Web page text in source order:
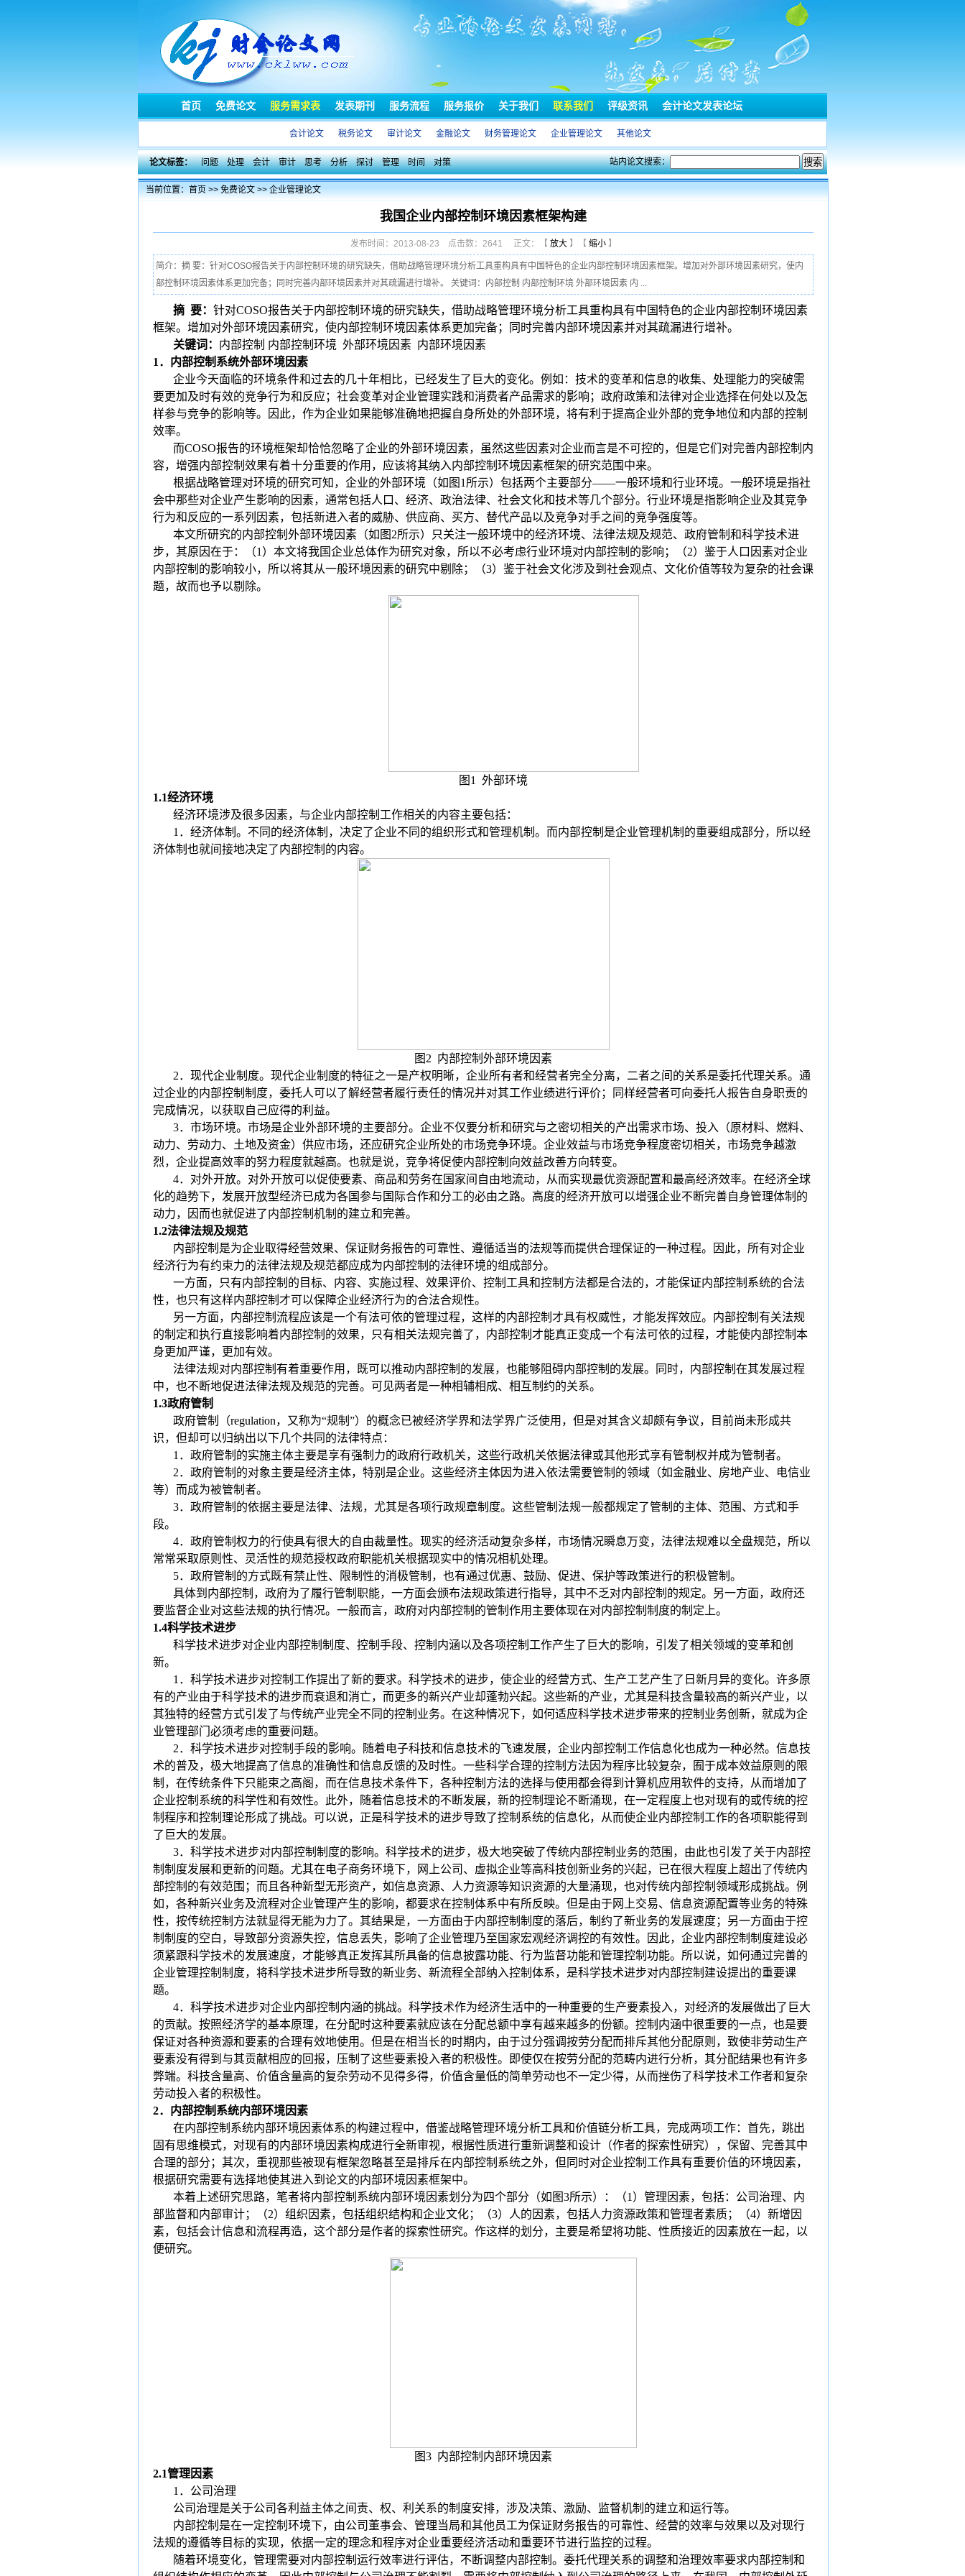
首页 免费论文 服务需求表 发表期刊 服务流程 服务报价 关于我们 联系我们 评级资讯 会计论文发表论坛
会计论文 税务论文 审计论文 金融论文 财务管理论文 企业管理论文 其他论文
论文标签： 问题 处理 会计 审计 思考 分析 探讨 管理 时间 对策 站内论文搜索：
当前位置：首页>>免费论文>>企业管理论文
我国企业内部控制环境因素框架构建
发布时间：2013-08-23 点击数：2641 正文：【 放大】【 缩小】
简介：摘 要：针对COSO报告关于内部控制环境的研究缺失，借助战略管理环境分析工具重构具有中国特色的企业内部控制环境因素框架。增加对外部环境因素研究，使内
部控制环境因素体系更加完备；同时完善内部环境因素并对其疏漏进行增补。 关键词：内部控制 内部控制环境 外部环境因素 内 ...
摘 要： 针对COSO报告关于内部控制环境的研究缺失， 借助战略管理环境分析工具重构具有中国特色的企业内部控制环境因素
框架。增加对外部环境因素研究，使内部控制环境因素体系更加完备；同时完善内部环境因素并对其疏漏进行增补。
关键词： 内部控制 内部控制环境 外部环境因素 内部环境因素
1 ． 内部控制系统外部环境因素
企业今天面临的环境条件和过去的几十年相比，已经发生了巨大的变化。例如：技术的变革和信息的收集、处理能力的突破需
要更加及时有效的竞争行为和反应；社会变革对企业管理实践和消费者产品需求的影响；政府政策和法律对企业选择在何处以及怎
样参与竞争的影响等。因此，作为企业如果能够准确地把握自身所处的外部环境，将有利于提高企业外部的竞争地位和内部的控制
效率。
而COSO报告的环境框架却恰恰忽略了企业的外部环境因素，虽然这些因素对企业而言是不可控的，但是它们对完善内部控制内
容，增强内部控制效果有着十分重要的作用，应该将其纳入内部控制环境因素框架的研究范围中来。
根据战略管理对环境的研究可知，企业的外部环境（如图 1 所示）包括两个主要部分——一般环境和行业环境。一般环境是指社
会中那些对企业产生影响的因素，通常包括人口、经济、政治法律、社会文化和技术等几个部分。行业环境是指影响企业及其竞争
行为和反应的一系列因素，包括新进入者的威胁、供应商、买方、替代产品以及竞争对手之间的竞争强度等。
本文所研究的内部控制外部环境因素（如图 2所示）只关注一般环境中的经济环境、法律法规及规范、政府管制和科学技术进
步，其原因在于：（1 ）本文将我国企业总体作为研究对象，所以不必考虑行业环境对内部控制的影响；（2）鉴于人口因素对企业
内部控制的影响较小，所以将其从一般环境因素的研究中剔除；（3）鉴于社会文化涉及到社会观点、文化价值等较为复杂的社会课
题，故而也予以剔除。
图 1
外部环境
1.1经济环境
经济环境涉及很多因素，与企业内部控制工作相关的内容主要包括：
1 ．经济体制。 不同的经济体制，决定了企业不同的组织形式和管理机制。而内部控制是企业管理机制的重要组成部分，所以经
济体制也就间接地决定了内部控制的内容。
图 2 内部控制外部环境因素
2．现代企业制度。现代企业制度的特征之一是产权明晰，企业所有者和经营者完全分离，二者之间的关系是委托代理关系。通
过企业的内部控制制度，委托人可以了解经营者履行责任的情况并对其工作业绩进行评价；同样经营者可向委托人报告自身职责的
完成情况，以获取自己应得的利益。
3．市场环境。市场是企业外部环境的主要部分。企业不仅要分析和研究与之密切相关的产出需求市场、投入（原材料、燃料、
动力、劳动力、土地及资金）供应市场，还应研究企业所处的市场竞争环境。 企业效益与市场竞争程度密切相关，市场竞争越激
烈，企业提高效率的努力程度就越高。也就是说，竞争将促使内部控制向效益改善方向转变。
4．对外开放。对外开放可以促使要素、商品和劳务在国家间自由地流动，从而实现最优资源配置和最高经济效率。在经济全球
化的趋势下，发展开放型经济已成为各国参与国际合作和分工的必由之路。高度的经济开放可以增强企业不断完善自身管理体制的
动力，因而也就促进了内部控制机制的建立和完善。
1.2法律法规及规范
内部控制是为企业取得经营效果、保证财务报告的可靠性、遵循适当的法规等而提供合理保证的一种过程。因此，所有对企业
经济行为有约束力的法律法规及规范都应成为内部控制的法律环境的组成部分。
一方面，只有内部控制的目标、内容、实施过程、效果评价、控制工具和控制方法都是合法的，才能保证内部控制系统的合法
性，也只有这样内部控制才可以保障企业经济行为的合法合规性。
另一方面，内部控制流程应该是一个有法可依的管理过程，这样的内部控制才具有权威性，才能发挥效应。内部控制有关法规
的制定和执行直接影响着内部控制的效果，只有相关法规完善了，内部控制才能真正变成一个有法可依的过程，才能使内部控制本
身更加严谨，更加有效。
法律法规对内部控制有着重要作用，既可以推动内部控制的发展，也能够阻碍内部控制的发展。同时，内部控制在其发展过程
中，也不断地促进法律法规及规范的完善。可见两者是一种相辅相成、相互制约的关系。
1.3政府管制
政府管制（regulation，又称为“规制”）的概念已被经济学界和法学界广泛使用，但是对其含义却颇有争议，目前尚未形成共
识，但却可以归纳出以下几个共同的法律特点：
1 ．政府管制的实施主体主要是享有强制力的政府行政机关，这些行政机关依据法律或其他形式享有管制权并成为管制者。
2．政府管制的对象主要是经济主体，特别是企业。这些经济主体因为进入依法需要管制的领域（如金融业、房地产业、电信业
等）而成为被管制者。
3．政府管制的依据主要是法律、法规，尤其是各项行政规章制度。这些管制法规一般都规定了管制的主体、范围、方式和手
段。
4．政府管制权力的行使具有很大的自由裁量性。现实的经济活动复杂多样，市场情况瞬息万变，法律法规难以全盘规范，所以
常常采取原则性、灵活性的规范授权政府职能机关根据现实中的情况相机处理。
5．政府管制的方式既有禁止性、限制性的消极管制，也有通过优惠、鼓励、促进、保护等政策进行的积极管制。
具体到内部控制，政府为了履行管制职能，一方面会颁布法规政策进行指导，其中不乏对内部控制的规定。另一方面，政府还
要监督企业对这些法规的执行情况。一般而言，政府对内部控制的管制作用主要体现在对内部控制制度的制定上。
1.4科学技术进步
科学技术进步对企业内部控制制度、控制手段、控制内涵以及各项控制工作产生了巨大的影响，引发了相关领域的变革和创
新。
1 ．科学技术进步对控制工作提出了新的要求。科学技术的进步，使企业的经营方式、生产工艺产生了日新月异的变化。许多原
有的产业由于科学技术的进步而衰退和消亡，而更多的新兴产业却蓬勃兴起。这些新的产业，尤其是科技含量较高的新兴产业，以
其独特的经营方式引发了与传统产业完全不同的控制业务。在这种情况下，如何适应科学技术进步带来的控制业务创新，就成为企
业管理部门必须考虑的重要问题。
2．科学技术进步对控制手段的影响。随着电子科技和信息技术的飞速发展，企业内部控制工作信息化也成为一种必然。信息技
术的普及，极大地提高了信息的准确性和信息反馈的及时性。一些科学合理的控制方法因为程序比较复杂，囿于成本效益原则的限
制，在传统条件下只能束之高阁，而在信息技术条件下，各种控制方法的选择与使用都会得到计算机应用软件的支持，从而增加了
企业控制系统的科学性和有效性。此外，随着信息技术的不断发展，新的控制理论不断涌现，在一定程度上也对现有的或传统的控
制程序和控制理论形成了挑战。可以说，正是科学技术的进步导致了控制系统的信息化，从而使企业内部控制工作的各项职能得到
了巨大的发展。
3． 科学技术进步对内部控制制度的影响。科学技术的进步，极大地突破了传统内部控制业务的范围，由此也引发了关于内部控
制制度发展和更新的问题。尤其在电子商务环境下，网上公司、虚拟企业等高科技创新业务的兴起，已在很大程度上超出了传统内
部控制的有效范围；而且各种新型无形资产，如信息资源、人力资源等知识资源的大量涌现，也对传统内部控制领域形成挑战。例
如，各种新兴业务及流程对企业管理产生的影响，都要求在控制体系中有所反映。但是由于网上交易、信息资源配置等业务的特殊
性，按传统控制方法就显得无能为力了。其结果是，一方面由于内部控制制度的落后，制约了新业务的发展速度；另一方面由于控
制制度的空白，导致部分资源失控，信息丢失，影响了企业管理乃至国家宏观经济调控的有效性。因此，企业内部控制制度建设必
须紧跟科学技术的发展速度，才能够真正发挥其所具备的信息披露功能、行为监督功能和管理控制功能。所以说，如何通过完善的
企业管理控制制度，将科学技术进步所导致的新业务、新流程全部纳入控制体系，是科学技术进步对内部控制建设提出的重要课
题。
4．科学技术进步对企业内部控制内涵的挑战。科学技术作为经济生活中的一种重要的生产要素投入，对经济的发展做出了巨大
的贡献。按照经济学的基本原理，在分配时这种要素就应该在分配总额中享有越来越多的份额。控制内涵中很重要的一点，也是要
保证对各种资源和要素的合理有效地使用。但是在相当长的时期内，由于过分强调按劳分配而排斥其他分配原则，致使非劳动生产
要素没有得到与其贡献相应的回报，压制了这些要素投入者的积极性。即使仅在按劳分配的范畴内进行分析，其分配结果也有许多
弊端。科技含量高、价值含量高的复杂劳动不见得多得，价值含量低的简单劳动也不一定少得，从而挫伤了科学技术工作者和复杂
劳动投入者的积极性。
2． 内部控制系统内部环境因素
在内部控制系统内部环境因素体系的构建过程中，借鉴战略管理环境分析工具和价值链分析工具，完成两项工作：首先，跳出
固有思维模式，对现有的内部环境因素构成进行全新审视，根据性质进行重新调整和设计（作者的探索性研究），保留、完善其中
合理的部分；其次，重视那些被现有框架忽略甚至是排斥在内部控制系统之外，但同时对企业控制工作具有重要价值的环境因素，
根据研究需要有选择地使其进入到论文的内部环境因素框架中。
本着上述研究思路，笔者将内部控制系统内部环境因素划分为四个部分（如图3所示）：（1 ）管理因素，包括：公司治理、内
部监督和内部审计；（2）组织因素，包括组织结构和企业文化；（3）人的因素，包括人力资源政策和管理者素质；（4）新增因
素，包括会计信息和流程再造，这个部分是作者的探索性研究。作这样的划分，主要是希望将功能、性质接近的因素放在一起，以
便研究。
图3 内部控制内部环境因素
2.1管理因素
1 ．公司治理
公司治理是关于公司各利益主体之间责、权、利关系的制度安排，涉及决策、激励、监督机制的建立和运行等。
内部控制是在一定控制环境下， 由公司董事会、管理当局和其他员工为保证财务报告的可靠性、经营的效率与效果以及对现行
法规的遵循等目标的实现，依据一定的理念和程序对企业重要经济活动和重要环节进行监控的过程。
随着环境变化，管理需要对内部控制运行效率进行评估，不断调整内部控制。委托代理关系的调整和治理效率要求内部控制和